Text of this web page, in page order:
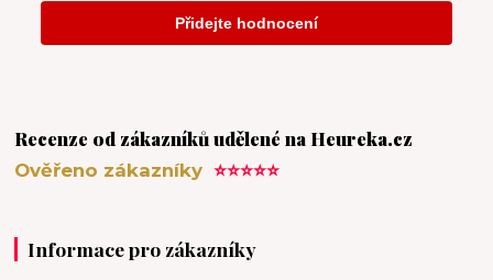
Recenze od zákazníků udělené na Heureka.cz
Ověřeno zákazníky⭐⭐⭐⭐⭐
Informace pro zákazníky